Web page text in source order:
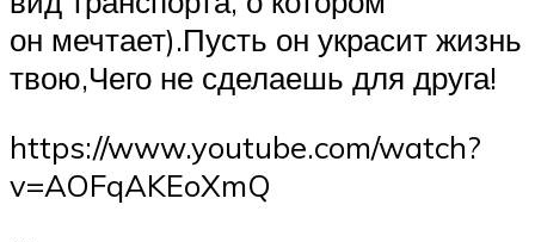
он мечтает).Пусть он украсит жизнь
твою,Чего не сделаешь для друга!
https://www.youtube.com/watch?
v=AOFqAKEoXmQ